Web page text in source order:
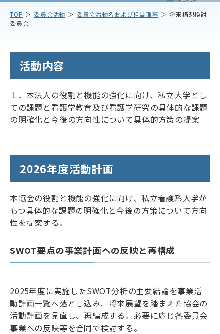
会員校情報
アクセス
ENGLISH
会員専用ページ
TOP 委員会活動 委員会活動名および担当理事
将来構想検討
委員会
活動内容
１．本法人の役割と機能の強化に向け、私立大学とし
ての課題と看護学教育及び看護学研究の具体的な課題
の明確化と今後の方向性について具体的方策の提案
2026年度活動計画
本協会の役割と機能の強化に向け、私立看護系大学が
もつ具体的な課題の明確化と今後の方策について方向
性を提案する。
SWOT要点の事業計画への反映と再構成
2025年度に実施したSWOT分析の主要結論を事業活
動計画一覧へ落とし込み、将来展望を踏まえた協会の
活動計画を見直し、再編成する。必要に応じ各委員会
事業への反映等を合同で検討する。